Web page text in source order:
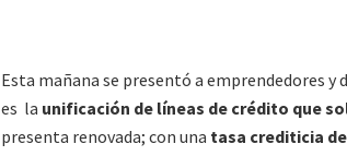
Esta mañana se presentó a emprendedores y
es la unificación de líneas de crédito que
presenta renovada; con una tasa crediticia